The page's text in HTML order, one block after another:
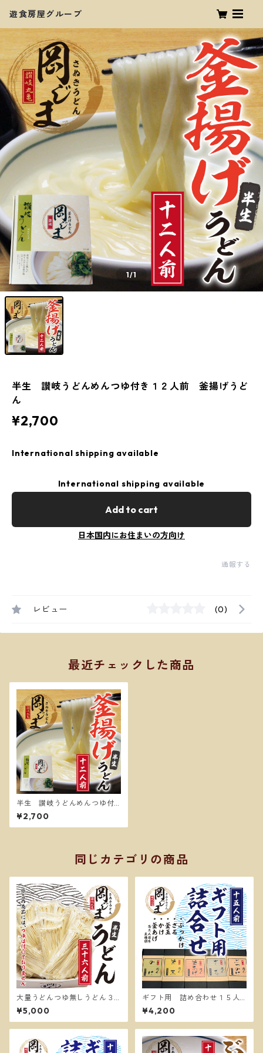
遊食房屋グループ
1/1
半生 讃岐うどんめんつゆ付き１２人前 釜揚げうど
ん
¥2,700
International shipping available
International shipping available
Add to cart
日本国内にお住まいの方向け
通報する
レビュー (0)
最近チェックした商品
半生 讃岐うどんめんつゆ付
き１２人前 釜揚げうどん
¥2,700
同じカテゴリの商品
大量うどんつゆ無しうどん３
６人前
¥5,000
ギフト用 詰め合わせ１５人
前
¥4,200